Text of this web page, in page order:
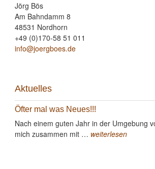
Jörg Bös
Am Bahndamm 8
48531 Nordhorn
+49 (0)170-58 51 011
info@joergboes.de
Aktuelles
Öfter mal was Neues!!!
Nach einem guten Jahr in der Umgebung
mich zusammen mit … weiterlesen